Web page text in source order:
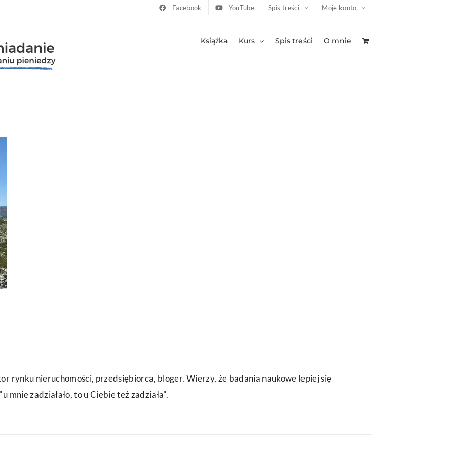
Facebook YouTube Spis treści Moje konto
Książka Kurs Spis treści O mnie
rynku nieruchomości, przedsiębiorca, bloger. Wierzy, że badania naukowe lepiej się
mnie zadziałało, to u Ciebie też zadziała".